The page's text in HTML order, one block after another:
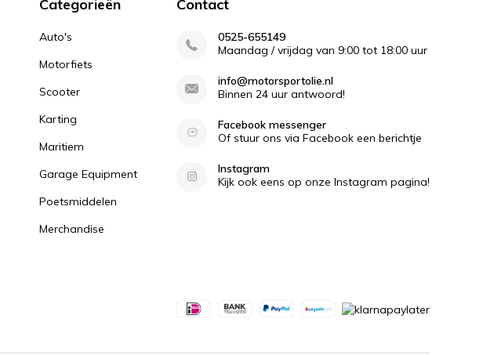
Categorieën
Auto's
Motorfiets
Scooter
Karting
Maritiem
Garage Equipment
Poetsmiddelen
Merchandise
Contact
0525-655149
Maandag / vrijdag van 9:00 tot 18:00 uur
info@motorsportolie.nl
Binnen 24 uur antwoord!
Facebook messenger
Of stuur ons via Facebook een berichtje
Instagram
Kijk ook eens op onze Instagram pagina!